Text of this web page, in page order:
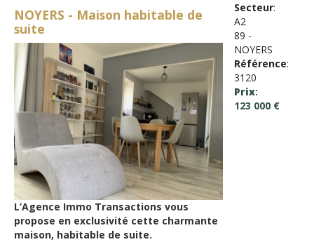
NOYERS - Maison habitable de
suite
L’Agence Immo Transactions vous
propose en exclusivité cette charmante
maison, habitable de suite.
Secteur:
A2
89 -
NOYERS
Référence:
3120
Prix:
123 000 €